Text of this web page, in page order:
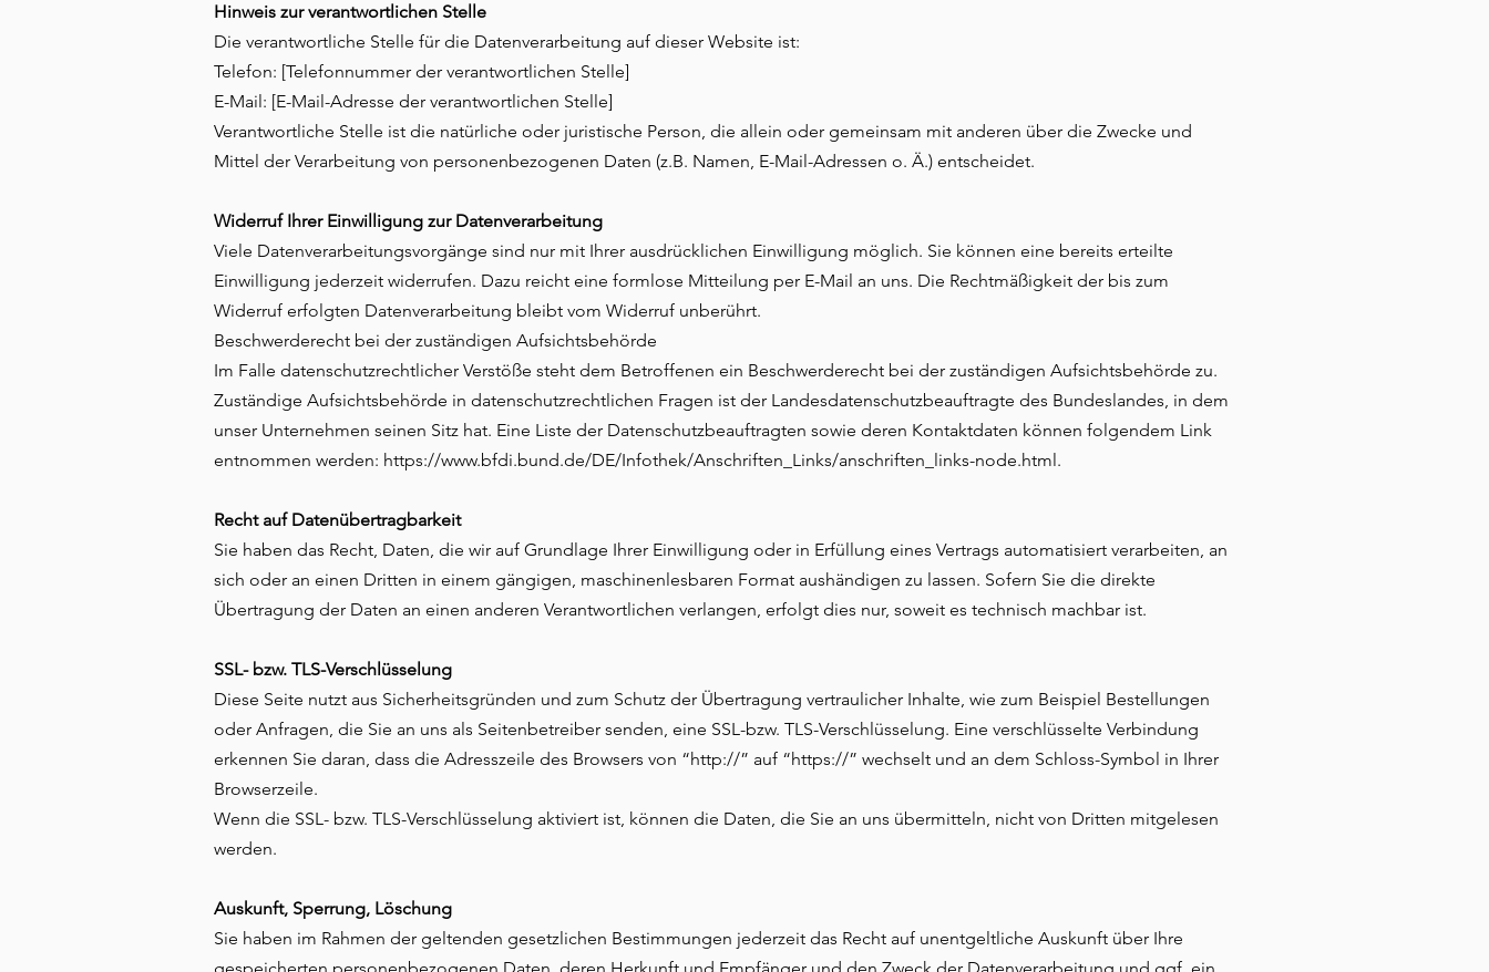
Hinweis zur verantwortlichen Stelle
Die verantwortliche Stelle für die Datenverarbeitung auf dieser Website ist:
Telefon: [Telefonnummer der verantwortlichen Stelle]
E-Mail: [E-Mail-Adresse der verantwortlichen Stelle]
Verantwortliche Stelle ist die natürliche oder juristische Person, die allein oder gemeinsam mit anderen über die Zwecke und
Mittel der Verarbeitung von personenbezogenen Daten (z.B. Namen, E-Mail-Adressen o. Ä.) entscheidet.
Widerruf Ihrer Einwilligung zur Datenverarbeitung
Viele Datenverarbeitungsvorgänge sind nur mit Ihrer ausdrücklichen Einwilligung möglich. Sie können eine bereits erteilte
Einwilligung jederzeit widerrufen. Dazu reicht eine formlose Mitteilung per E-Mail an uns. Die Rechtmäßigkeit der bis zum
Widerruf erfolgten Datenverarbeitung bleibt vom Widerruf unberührt.
Beschwerderecht bei der zuständigen Aufsichtsbehörde
Im Falle datenschutzrechtlicher Verstöße steht dem Betroffenen ein Beschwerderecht bei der zuständigen Aufsichtsbehörde zu.
Zuständige Aufsichtsbehörde in datenschutzrechtlichen Fragen ist der Landesdatenschutzbeauftragte des Bundeslandes, in dem
unser Unternehmen seinen Sitz hat. Eine Liste der Datenschutzbeauftragten sowie deren Kontaktdaten können folgendem Link
entnommen werden: https://www.bfdi.bund.de/DE/Infothek/Anschriften_Links/anschriften_links-node.html.
Recht auf Datenübertragbarkeit
Sie haben das Recht, Daten, die wir auf Grundlage Ihrer Einwilligung oder in Erfüllung eines Vertrags automatisiert verarbeiten, an
sich oder an einen Dritten in einem gängigen, maschinenlesbaren Format aushändigen zu lassen. Sofern Sie die direkte
Übertragung der Daten an einen anderen Verantwortlichen verlangen, erfolgt dies nur, soweit es technisch machbar ist.
SSL- bzw. TLS-Verschlüsselung
Diese Seite nutzt aus Sicherheitsgründen und zum Schutz der Übertragung vertraulicher Inhalte, wie zum Beispiel Bestellungen
oder Anfragen, die Sie an uns als Seitenbetreiber senden, eine SSL-bzw. TLS-Verschlüsselung. Eine verschlüsselte Verbindung
erkennen Sie daran, dass die Adresszeile des Browsers von “http://” auf “https://” wechselt und an dem Schloss-Symbol in Ihrer
Browserzeile.
Wenn die SSL- bzw. TLS-Verschlüsselung aktiviert ist, können die Daten, die Sie an uns übermitteln, nicht von Dritten mitgelesen
werden.
Auskunft, Sperrung, Löschung
Sie haben im Rahmen der geltenden gesetzlichen Bestimmungen jederzeit das Recht auf unentgeltliche Auskunft über Ihre